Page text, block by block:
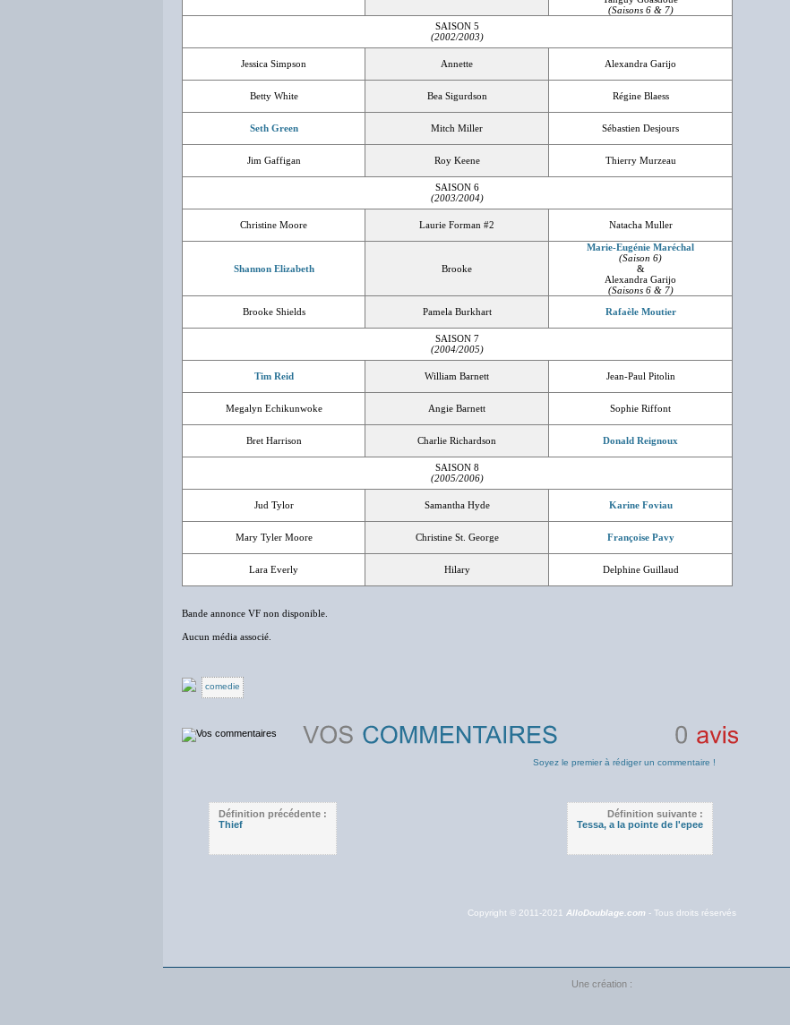
(Saisons 6 & 7)
SAISON 5
(2002/2003)
Jessica Simpson Annette Alexandra Garijo
Betty White Bea Sigurdson Régine Blaess
Seth Green Mitch Miller Sébastien Desjours
Jim Gaffigan Roy Keene Thierry Murzeau
SAISON 6
(2003/2004)
Christine Moore Laurie Forman #2 Natacha Muller
Shannon Elizabeth Brooke
Marie-Eugénie Maréchal
(Saison 6)
&
Alexandra Garijo
(Saisons 6 & 7)
Brooke Shields
Pamela Burkhart Rafaèle Moutier
SAISON 7
(2004/2005)
Tim Reid William Barnett Jean-Paul Pitolin
Megalyn Echikunwoke Angie Barnett Sophie Riffont
Bret Harrison Charlie Richardson Donald Reignoux
SAISON 8
(2005/2006)
Jud Tylor Samantha Hyde Karine Foviau
Mary Tyler Moore Christine St. George Françoise Pavy
Lara Everly Hilary Delphine Guillaud
Bande annonce VF non disponible.
Aucun média associé.
comedie
Soyez le premier à rédiger un commentaire !
Définition précédente :
Thief
Définition suivante :
Tessa, a la pointe de l'epee
Copyright © 2011-2021 AlloDoublage.com - Tous droits réservés
Une création :